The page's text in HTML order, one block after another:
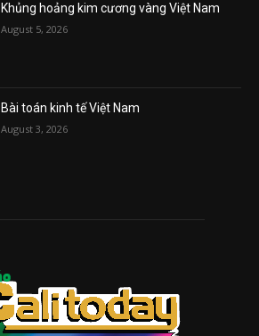
Khủng hoảng kim cương vàng Việt Nam
August 5, 2026
Bài toán kinh tế Việt Nam
August 3, 2026